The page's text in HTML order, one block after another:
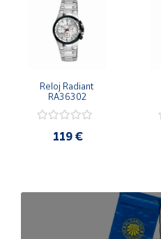
Reloj Radiant
RA36302
119 €